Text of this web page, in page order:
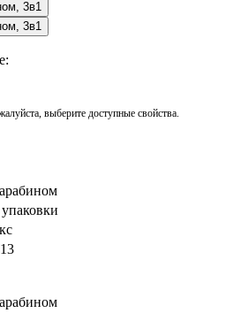
выберите доступные свойства.
упаковки